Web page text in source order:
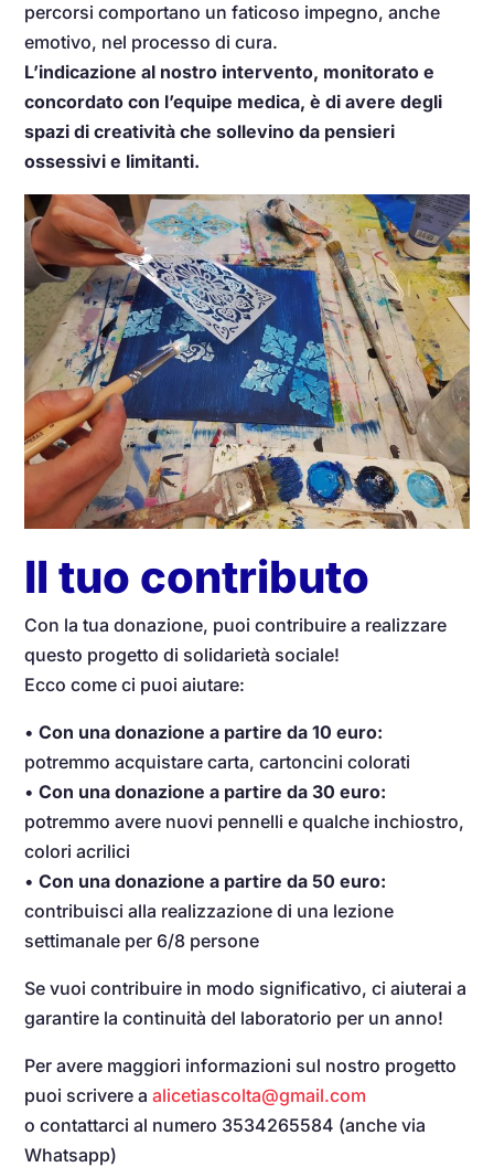
percorsi comportano un faticoso impegno, anche
emotivo, nel processo di cura.
L’indicazione al nostro intervento, monitorato e
concordato con l’equipe medica, è di avere degli
spazi di creatività che sollevino da pensieri
ossessivi e limitanti.
Il tuo contributo
Con la tua donazione, puoi contribuire a realizzare
questo progetto di solidarietà sociale!
Ecco come ci puoi aiutare:
•Con una donazione a partire da 10 euro:
potremmo acquistare carta, cartoncini colorati
•Con una donazione a partire da 30 euro:
potremmo avere nuovi pennelli e qualche inchiostro,
colori acrilici
•Con una donazione a partire da 50 euro:
contribuisci alla realizzazione di una lezione
settimanale per 6/8 persone
Se vuoi contribuire in modo significativo, ci aiuterai a
garantire la continuità del laboratorio per un anno!
Per avere maggiori informazioni sul nostro progetto
puoi scrivere aalicetiascolta@gmail.com
o contattarci al numero 3534265584 (anche via
Whatsapp)